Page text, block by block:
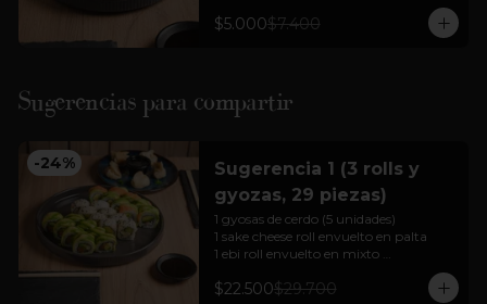
$5.000$7.400
Sugerencias para compartir
-24%
Sugerencia 1 (3 rolls y
gyozas, 29 piezas)
1 gyosas de cerdo (5 unidades)
1 sake cheese roll envuelto en palta
1 ebi roll envuelto en mixto
$22.500$29.700